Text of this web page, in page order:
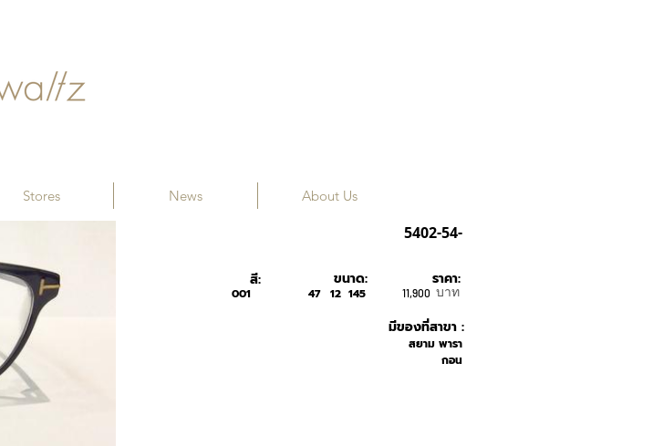
5402-54-
สี:
001
สยาม พารา
กอน
มีของที่สาขา :
ขนาด:
47 12 145 บาท
11,900
ราคา:
Stores News About Us